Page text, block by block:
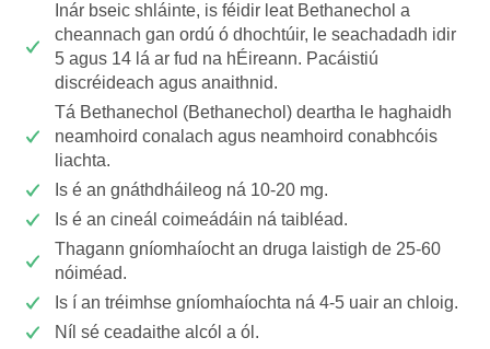
Inár bseic shláinte, is féidir leat Bethanechol a
cheannach gan ordú ó dhochtúir, le seachadadh idir
5 agus 14 lá ar fud na hÉireann. Pacáistiú
discréideach agus anaithnid.
Tá Bethanechol (Bethanechol) deartha le haghaidh
neamhoird conalach agus neamhoird conabhcóis
liachta.
Is é an gnáthdháileog ná 10-20 mg.
Is é an cineál coimeádáin ná taibléad.
Thagann gníomhaíocht an druga laistigh de 25-60
nóiméad.
Is í an tréimhse gníomhaíochta ná 4-5 uair an chloig.
Níl sé ceadaithe alcól a ól.